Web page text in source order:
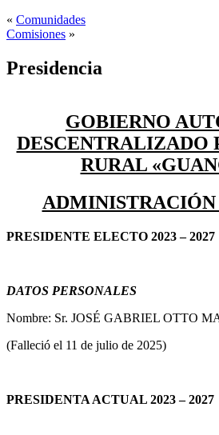
« Comunidades
Comisiones »
Presidencia
GOBIERNO
DESCENTRALIZADO
RURAL
ADMINISTRACIÓN
PRESIDENTE ELECTO 2023– 2027
DATOS PERSONALES
Nombre: Sr. JOSÉ GABRIEL OTTO
(Falleció el 11 de julio de 2025)
PRESIDENTA ACTUAL 2023– 2027